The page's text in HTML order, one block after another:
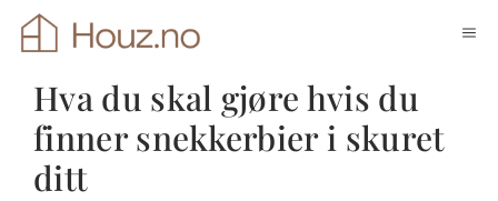
Hopp
Hva du skal gjøre hvis du
finner snekkerbier i skuret
ditt